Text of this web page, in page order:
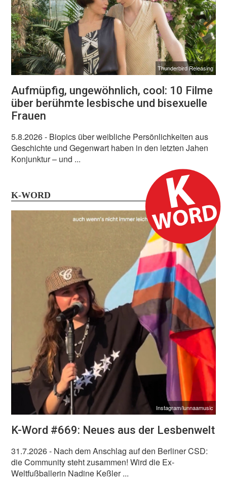
Thunderbird Releasing
Aufmüpfig, ungewöhnlich, cool: 10 Filme
über berühmte lesbische und bisexuelle
Frauen
5.8.2026- Biopics über weibliche Persönlichkeiten aus
Geschichte und Gegenwart haben in den letzten Jahen
Konjunktur – und ...
K-WORD
Instagram/lunnaamusic
K-Word #669: Neues aus der Lesbenwelt
31.7.2026- Nach dem Anschlag auf den Berliner CSD:
die Community steht zusammen! Wird die Ex-
Weltfußballerin Nadine Keßler ...